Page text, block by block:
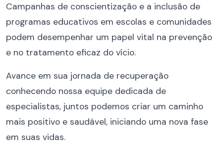
Campanhas de conscientização e a inclusão de
programas educativos em escolas e comunidades
podem desempenhar um papel vital na prevenção
e no tratamento eficaz do vício.
Avance em sua jornada de recuperação
conhecendo nossa equipe dedicada de
especialistas, juntos podemos criar um caminho
mais positivo e saudável, iniciando uma nova fase
em suas vidas.